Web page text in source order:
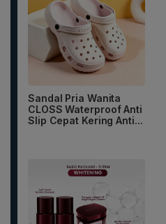
Sandal Pria Wanita
CLOSS Waterproof Anti
Slip Cepat Kering Anti...